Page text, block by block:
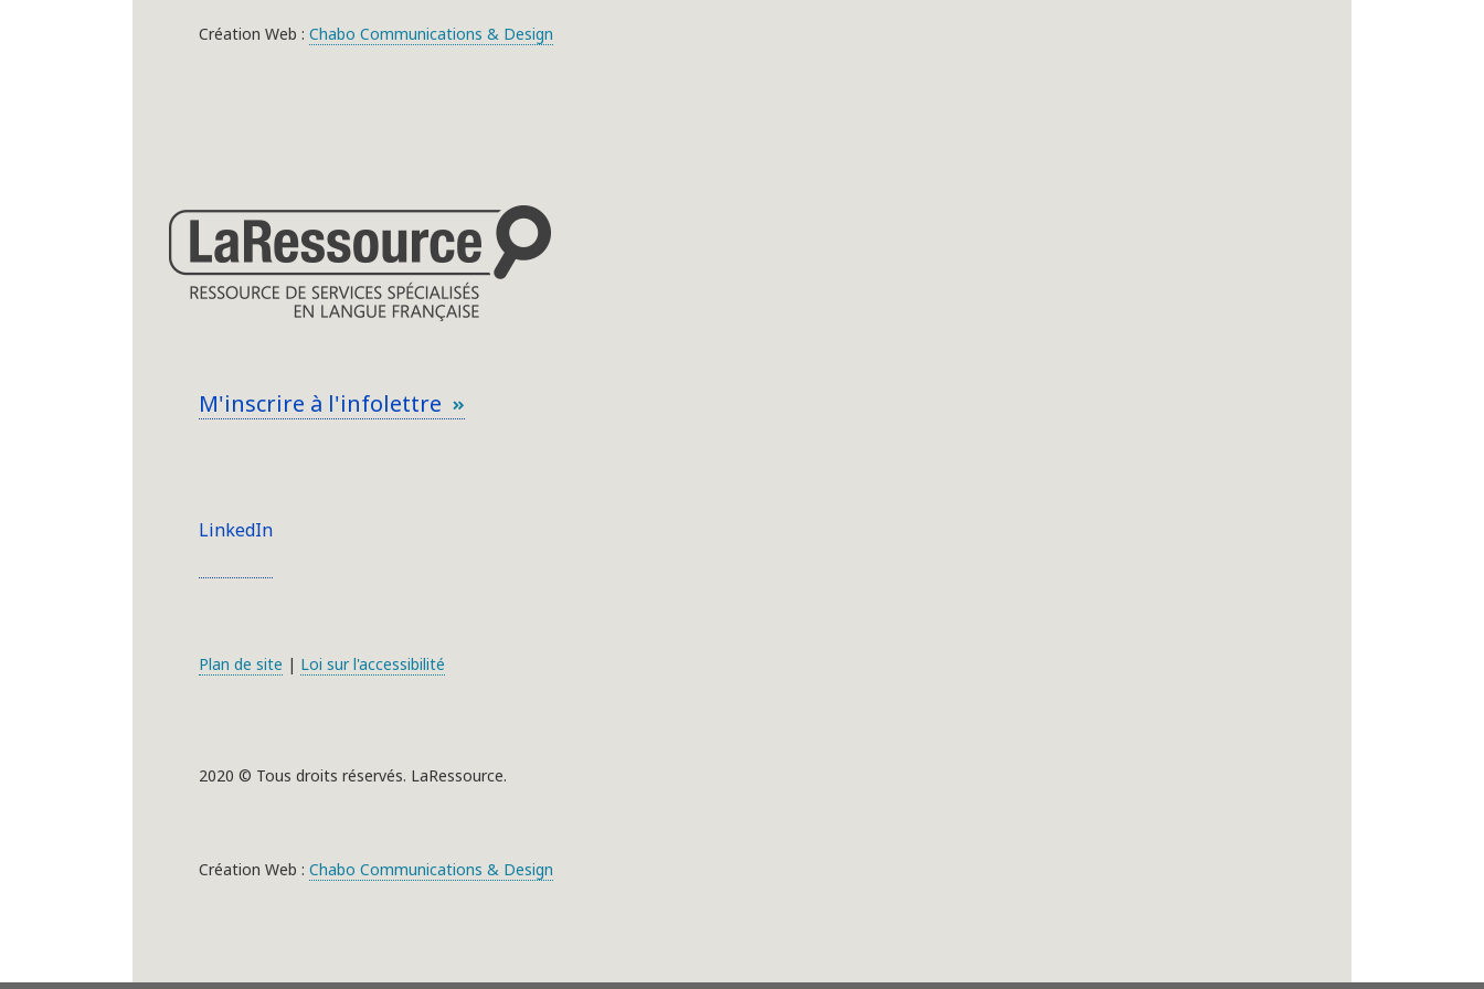
Création Web : Chabo Communications & Design
M'inscrire à l'infolettre
LinkedIn
Plan de site | Loi sur l'accessibilité
2020 © Tous droits réservés. LaRessource.
Création Web : Chabo Communications & Design